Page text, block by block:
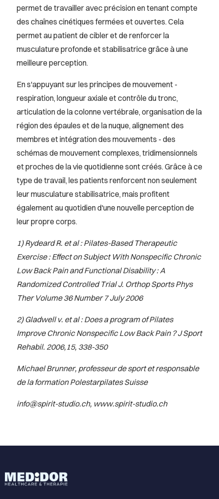
permet de travailler avec précision en tenant compte
des chaînes cinétiques fermées et ouvertes. Cela
permet au patient de cibler et de renforcer la
musculature profonde et stabilisatrice grâce à une
meilleure perception.
En s'appuyant sur les principes de mouvement -
respiration, longueur axiale et contrôle du tronc,
articulation de la colonne vertébrale, organisation de la
région des épaules et de la nuque, alignement des
membres et intégration des mouvements - des
schémas de mouvement complexes, tridimensionnels
et proches de la vie quotidienne sont créés. Grâce à ce
type de travail, les patients renforcent non seulement
leur musculature stabilisatrice, mais profitent
également au quotidien d'une nouvelle perception de
leur propre corps.
1) Rydeard R. et al : Pilates-Based Therapeutic
Exercise : Effect on Subject With Nonspecific Chronic
Low Back Pain and Functional Disability : A
Randomized Controlled Trial J. Orthop Sports Phys
Ther Volume 36 Number 7 July 2006
2) Gladwell v. et al : Does a program of Pilates
Improve Chronic Nonspecific Low Back Pain ? J Sport
Rehabil. 2006,15, 338-350
Michael Brunner, professeur de sport et responsable
de la formation Polestarpilates Suisse
info@spirit-studio.ch, www.spirit-studio.ch